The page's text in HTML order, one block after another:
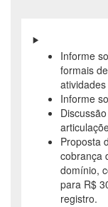
Informe
formais
Informe
Proposta
cobrança
domínio,
para R$
registro.